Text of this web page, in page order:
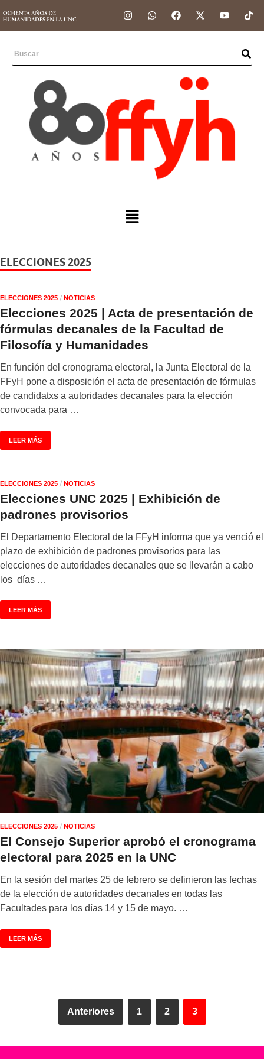
ELECCIONES 2025
ELECCIONES 2025 / NOTICIAS
Elecciones 2025 | Acta de presentación de
fórmulas decanales de la Facultad de
Filosofía y Humanidades
En función del cronograma electoral, la Junta Electoral de la
FFyH pone a disposición el acta de presentación de fórmulas
de candidatxs a autoridades decanales para la elección
convocada para …
LEER MÁS
ELECCIONES 2025 / NOTICIAS
Elecciones UNC 2025 | Exhibición de
padrones provisorios
El Departamento Electoral de la FFyH informa que ya venció el
plazo de exhibición de padrones provisorios para las
elecciones de autoridades decanales que se llevarán a cabo
los días …
LEER MÁS
ELECCIONES 2025 / NOTICIAS
El Consejo Superior aprobó el cronograma
electoral para 2025 en la UNC
En la sesión del martes 25 de febrero se definieron las fechas
de la elección de autoridades decanales en todas las
Facultades para los días 14 y 15 de mayo. …
LEER MÁS
Anteriores 1 2 3